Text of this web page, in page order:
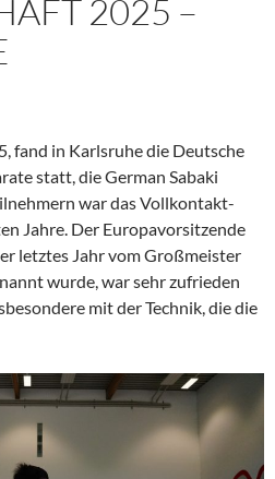
2025 –
fand in Karlsruhe die Deutsche
statt, die German Sabaki
war das Vollkontakt-
Jahre. Der Europavorsitzende
letztes Jahr vom Großmeister
wurde, war sehr zufrieden
mit der Technik, die die